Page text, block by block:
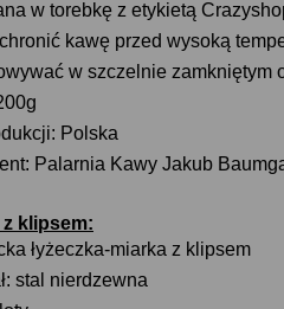
w torebkę z etykietą
kawę przed wysoką
w szczelnie zamkniętym
Polska
Palarnia Kawy Jakub
klipsem:
łyżeczka-miarka z klipsem
stal nierdzewna